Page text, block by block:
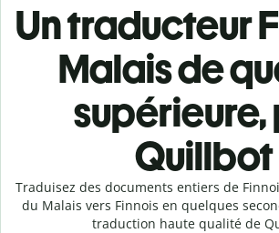
Un traducteur
Malais de
supérieure,
Quillbot
Traduisez des documents entiers de
du Malais vers Finnois en quelques
traduction haute qualité de